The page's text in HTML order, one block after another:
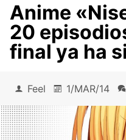
Anime
20
final ya ha
Feel 1/MAR/14